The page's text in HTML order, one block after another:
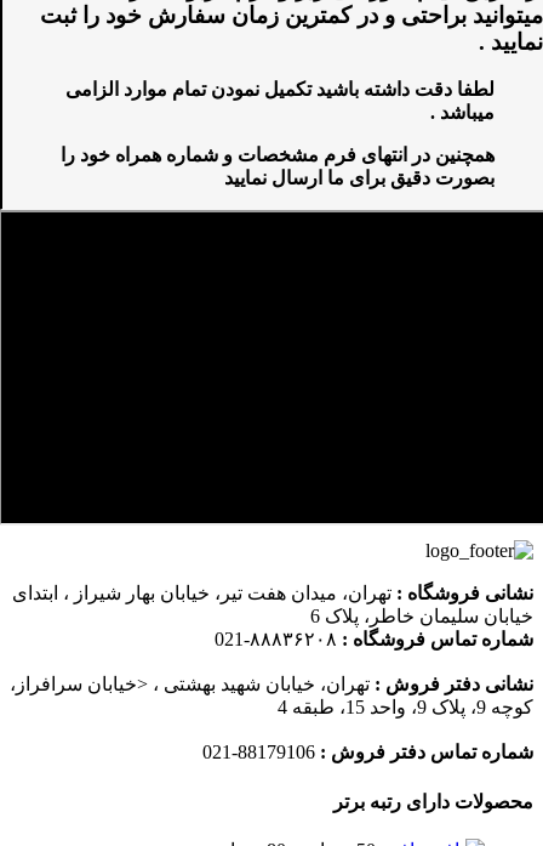
میتوانید براحتی و در کمترین زمان سفارش خود را ثبت
نمایید .
لطفا دقت داشته باشید تکمیل نمودن تمام موارد الزامی
میباشد .
همچنین در انتهای فرم مشخصات و شماره همراه خود را
بصورت دقیق برای ما ارسال نمایید
نشانی فروشگاه : تهران، میدان هفت تیر، خیابان بهار شیراز ، ابتدای
خیابان سلیمان خاطر، پلاک 6
شماره تماس فروشگاه :
نشانی دفتر فروش : تهران، خیابان شهید بهشتی ، <خیابان سرافراز،
کوچه 9، پلاک 9، واحد 15، طبقه 4
شماره تماس دفتر فروش :
محصولات دارای رتبه برتر